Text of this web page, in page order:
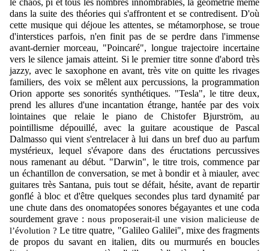
le chaos, pi et tous les nombres innombrables, la géométrie même
dans la suite des théories qui s'affrontent et se contredisent. D'où
cette musique qui déjoue les attentes, se métamorphose, se troue
d'interstices parfois, n'en finit pas de se perdre dans l'immense
avant-dernier morceau, "Poincaré", longue trajectoire incertaine
vers le silence jamais atteint. Si le premier titre sonne d'abord très
jazzy, avec le saxophone en avant, très vite on quitte les rivages
familiers, des voix se mêlent aux percussions, la programmation
Orion apporte ses sonorités synthétiques. "Tesla", le titre deux,
prend les allures d'une incantation étrange, hantée par des voix
lointaines que relaie le piano de Chistofer Bjurström, au
pointillisme dépouillé, avec la guitare acoustique de Pascal
Dalmasso qui vient s'entrelacer à lui dans un bref duo au parfum
mystérieux, lequel s'évapore dans des éructations percussives
nous ramenant au début. "Darwin", le titre trois, commence par
un échantillon de conversation, se met à bondir et à miauler, avec
guitares très Santana, puis tout se défait, hésite, avant de repartir
gonflé à bloc et d'être quelques secondes plus tard dynamité par
une chute dans des onomatopées sonores bégayantes et une coda
sourdement grave : nous proposerait-il une vision malicieuse de
l’évolution ? Le titre quatre, "Galileo Galilei", mixe des fragments
de propos du savant en italien, dits ou murmurés en boucles